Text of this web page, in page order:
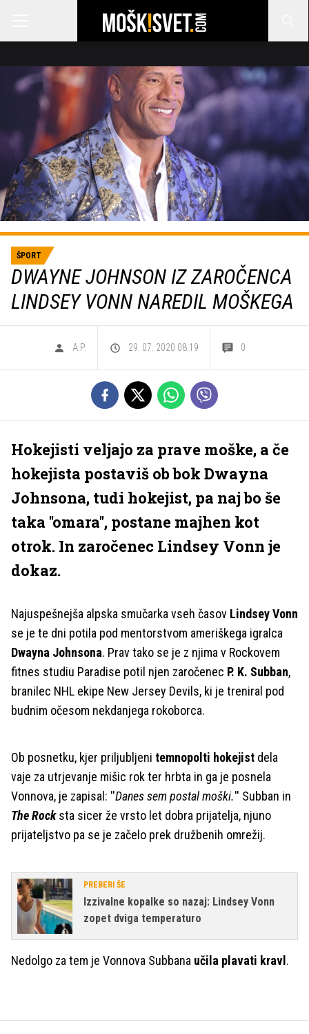
ŠPORT
DWAYNE JOHNSON IZ ZAROČENCA
LINDSEY VONN NAREDIL MOŠKEGA
A.P. 29. 07. 2020 08.19 0
Hokejisti veljajo za prave moške, a če
hokejista postaviš ob bok Dwayna
Johnsona, tudi hokejist, pa naj bo še
taka ''omara'', postane majhen kot
otrok. In zaročenec Lindsey Vonn je
dokaz.
Najuspešnejša alpska smučarka vseh časov Lindsey Vonn
se je te dni potila pod mentorstvom ameriškega igralca
Dwayna Johnsona. Prav tako se je z njima v Rockovem
fitnes studiu Paradise potil njen zaročenec P. K. Subban,
branilec NHL ekipe New Jersey Devils, ki je treniral pod
budnim očesom nekdanjega rokoborca.
Ob posnetku, kjer priljubljeni temnopolti hokejist dela
vaje za utrjevanje mišic rok ter hrbta in ga je posnela
Vonnova, je zapisal: ''Danes sem postal moški.'' Subban in
The Rocksta sicer že vrsto let dobra prijatelja, njuno
prijateljstvo pa se je začelo prek družbenih omrežij.
PREBERI ŠE
Izzivalne kopalke so nazaj: Lindsey Vonn
zopet dviga temperaturo
Nedolgo za tem je Vonnova Subbana učila plavati kravl .